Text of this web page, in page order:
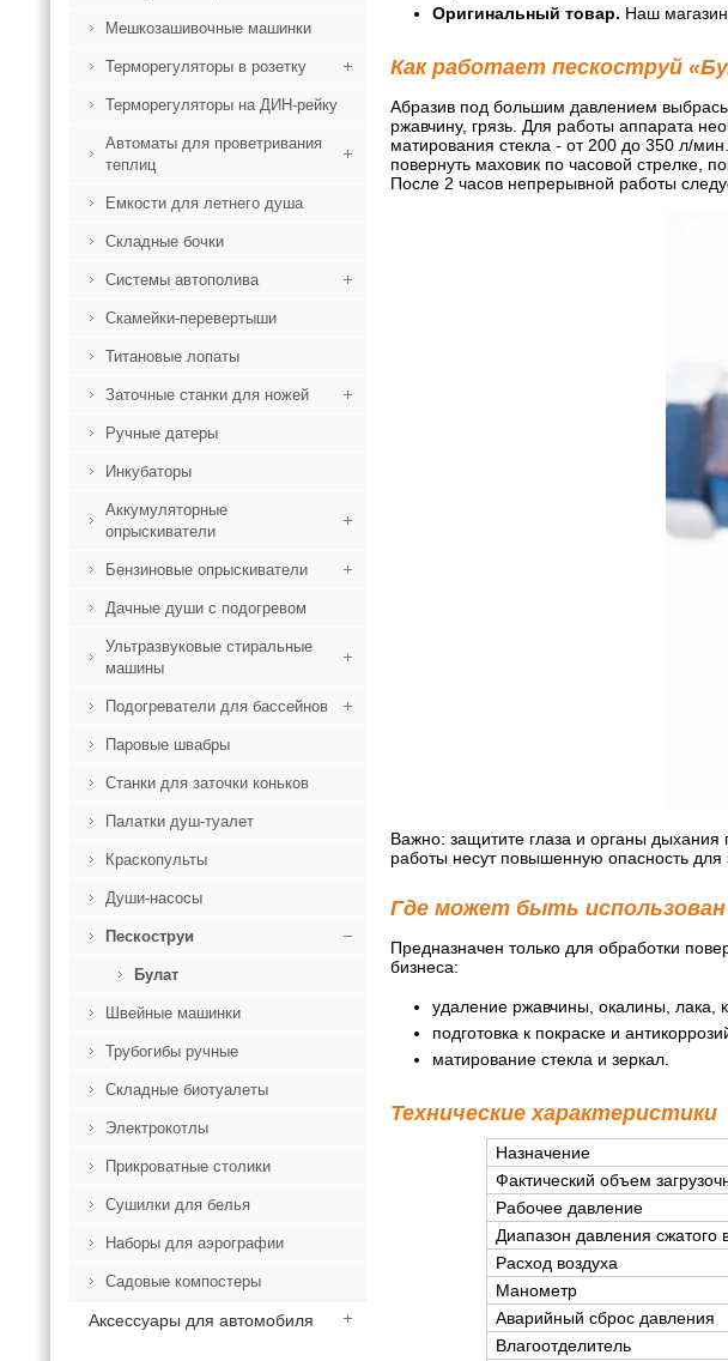
Мешкозашивочные машинки
Терморегуляторы в розетку
Терморегуляторы на ДИН-рейку
Автоматы для проветривания
теплиц
Емкости для летнего душа
Складные бочки
Системы автополива
Скамейки-перевертыши
Титановые лопаты
Заточные станки для ножей
Ручные датеры
Инкубаторы
Аккумуляторные
опрыскиватели
Бензиновые опрыскиватели
Дачные души с подогревом
Ультразвуковые стиральные
машины
Подогреватели для бассейнов
Паровые швабры
Станки для заточки коньков
Палатки душ-туалет
Краскопульты
Души-насосы
Пескоструи
Булат
Швейные машинки
Трубогибы ручные
Складные биотуалеты
Электрокотлы
Прикроватные столики
Сушилки для белья
Наборы для аэрографии
Садовые компостеры
Аксессуары для автомобиля
Оригинальный товар. Наш
Как работает пескоструй
Абразив под большим давлением
ржавчину, грязь. Для работы аппарата
матирования стекла - от 200 до 350 л/
повернуть маховик по часовой стрелке,
После 2 часов непрерывной работы
Важно: защитите глаза и органы дыхания
работы несут повышенную опасность для
Где может быть
Предназначен только для обработки
бизнеса:
удаление ржавчины, окалины, лака,
подготовка к покраске и
матирование стекла и зеркал.
Технические характеристики
Назначение
Фактический объем
Рабочее давление
Диапазон давления сжатого
Расход воздуха
Манометр
Аварийный сброс давления
Влагоотделитель